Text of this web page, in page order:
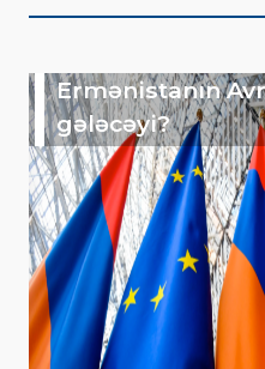
Ermənistanın
gələcəyi?